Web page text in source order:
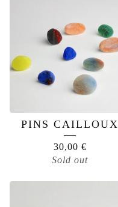
PINS CAILLOUX
30,00 €
Sold out